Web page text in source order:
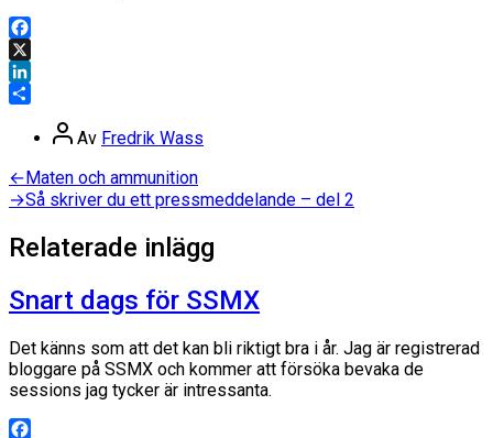
Facebook
X
LinkedIn
Inläggsförfattare
Av Fredrik Wass
Inläggsnavigering
←Föregående
inlägg:
Maten och ammunition
→Nästa
Så skriver du ett pressmeddelande – del 2
Relaterade inlägg
Snart dags för SSMX
Det känns som att det kan bli riktigt bra i år. Jag är registrerad
bloggare på SSMX och kommer att försöka bevaka de
sessions jag tycker är intressanta.